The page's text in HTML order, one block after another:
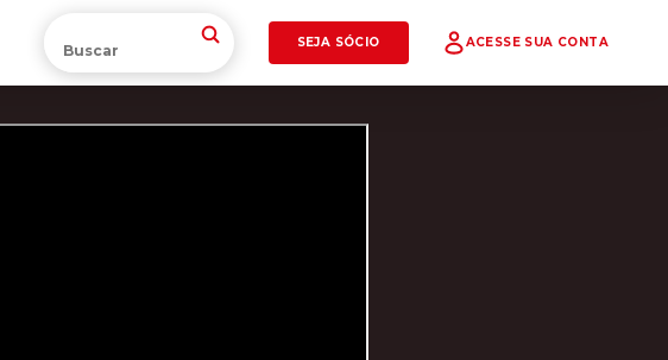
SEJA SÓCIO ACESSE SUA CONTA